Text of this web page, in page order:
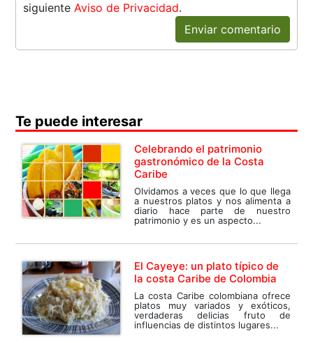
siguienteAviso de Privacidad.
Enviar comentario
Te puede interesar
Celebrando el patrimonio
gastronómico de la Costa
Caribe
Olvidamos a veces que lo que llega
a nuestros platos y nos alimenta a
diario hace parte de nuestro
patrimonio y es un aspecto...
El Cayeye: un plato típico de
la costa Caribe de Colombia
La costa Caribe colombiana ofrece
platos muy variados y exóticos,
verdaderas delicias fruto de
influencias de distintos lugares...